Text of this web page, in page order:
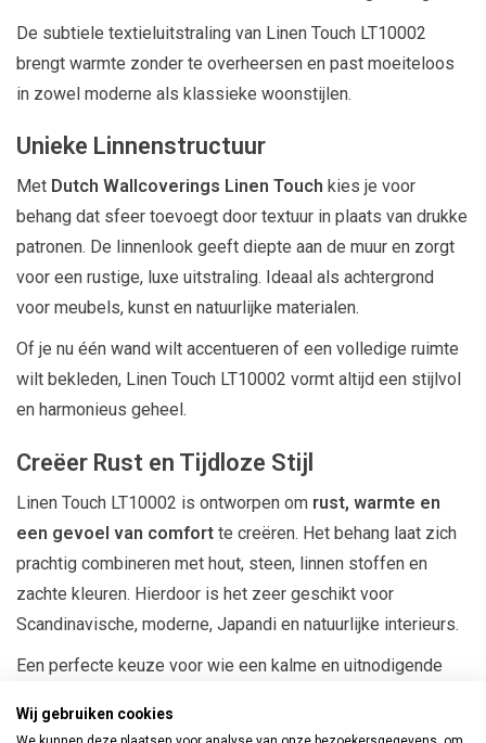
De subtiele textieluitstraling van Linen Touch LT10002
brengt warmte zonder te overheersen en past moeiteloos
in zowel moderne als klassieke woonstijlen.
Unieke Linnenstructuur
Met Dutch Wallcoverings Linen Touch kies je voor
behang dat sfeer toevoegt door textuur in plaats van drukke
patronen. De linnenlook geeft diepte aan de muur en zorgt
voor een rustige, luxe uitstraling. Ideaal als achtergrond
voor meubels, kunst en natuurlijke materialen.
Of je nu één wand wilt accentueren of een volledige ruimte
wilt bekleden, Linen Touch LT10002 vormt altijd een stijlvol
en harmonieus geheel.
Creëer Rust en Tijdloze Stijl
Linen Touch LT10002 is ontworpen om rust, warmte en
een gevoel van comfort te creëren. Het behang laat zich
prachtig combineren met hout, steen, linnen stoffen en
zachte kleuren. Hierdoor is het zeer geschikt voor
Scandinavische, moderne, Japandi en natuurlijke interieurs.
Een perfecte keuze voor wie een kalme en uitnodigende
Wij gebruiken cookies